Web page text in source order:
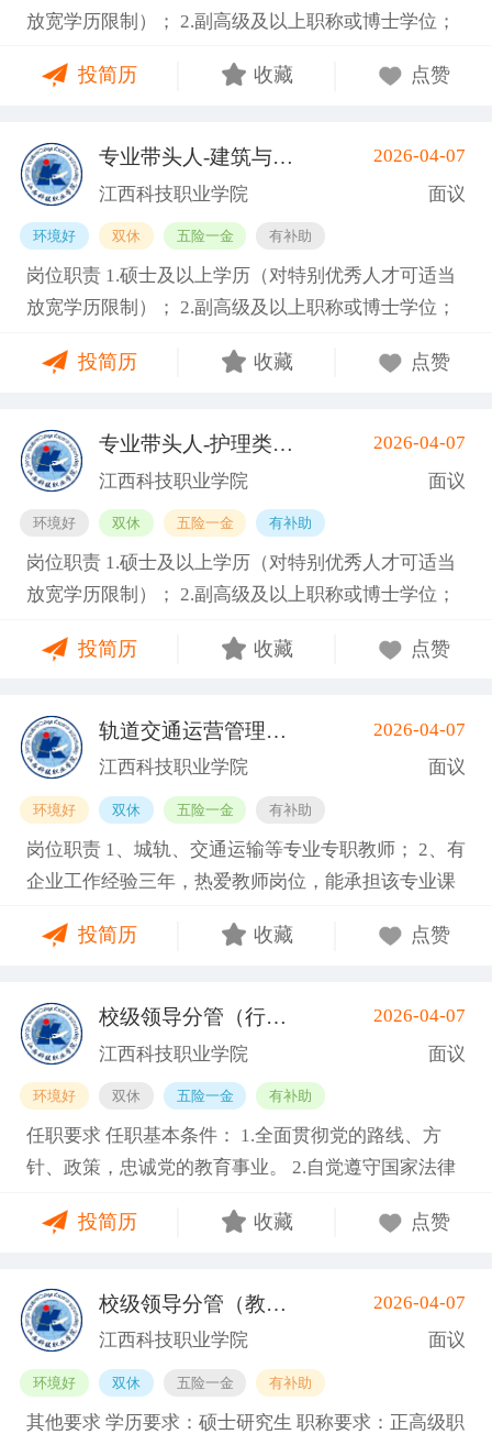
超过55周岁，特别优秀者可适当放宽，最高不超过63
可适当放宽学历限制）； 2.副高级及以上职称或博士
文、专著、学术译著、专利、咨询报告等）和主持参
与的科研项目； 4.具有招聘岗位所需的任职资格、职
业资格、技能要求和身体条件； 5.熟悉学院专业建
设、人才培养工作和教学科研管理，在本学科领域具
有一定的学术水平和影响力； 6.专业要求：人工智
能、大数据、物联网、云计算等相关专业领域。 7.身
龄一般不超过55周岁，特别优秀者可适当放宽，最高
息工程类 职位类型：学科带头人/学术骨干 工作地
点：江西南昌南昌县向塘镇向塘北大道1389号 招聘人
数： 3 工作性质：全职 其他要求 学历要求：硕士研究
生 职称要求：职称不限 工作经验：5-10年 年龄要
求：不限 海外经历：海外经历不限 政治面貌：不限
需求专业：计算机科学与技术, 人工智能 报名方式：
放宽学历限制）； 2.副高级及以上职称或博士学位；
著、学术译著、专利、咨询报告等）和主持参与的科
格、技能要求和身体条件； 5.熟悉学院专业建设、人
才培养工作和教学科研管理，在本学科领域具有一定
的学术水平和影响力； 6.专业要求：工业机器人技
术、电气自动化技术、机械设计制造及其自动化等相
关专业领域。 7.身体健康，能够全职到岗工作。副教
授及以上职称者年龄一般不超过55周岁，特别优秀者
以上学历（对特别优秀人才可适当放宽学历限制）；
有代表性成果（获奖、论文、专著、学术译著、专
利、咨询报告等）和主持参与的科研项目； 4.具有招
聘岗位所需的任职资格、职业资格、技能要求和身体
条件； 5.熟悉学院专业建设、人才培养工作和教学科
研管理，在本学科领域具有一定的学术水平和影响
力； 6.专业要求：工业机器人技术、电气自动化技
体健康，能够全职到岗工作。副教授及以上职称者年
不超过63周岁。 基本信息 职位名称：专业带头人-机
电工程类 职位类型：学科带头人/学术骨干 工作地
点：江西南昌南昌县向塘镇向塘北大道1389号 招聘人
数： 3 工作性质：全职 其他要求 学历要求：硕士研究
生 职称要求：副高级职称 工作经验：5-10年 年龄要
求：不限 海外经历：海外经历不限 政治面貌：不限
xy@163.com
投简历 收藏 点赞
专业带头人-建筑与艺术类 (南昌县)2026-04-07
江西科技职业学院
面议
环境好 双休 五险一金 有补助
岗位职责 1.硕士及以上学历（对特别优秀人才可适当
放宽学历限制）； 2.副高级及以上职称或博士学位；
著、学术译著、专利、咨询报告等）和主持参与的科
格、技能要求和身体条件； 5.熟悉学院专业建设、人
才培养工作和教学科研管理，在本学科领域具有一定
的学术水平和影响力； 6.专业要求：交通运输工程
类、信息与通信工程类等相关专业领域。 7.身体健
康，能够全职到岗工作。副教授及以上职称者年龄一
般不超过55周岁，特别优秀者可适当放宽，最高不超
人才可适当放宽学历限制）； 2.副高级及以上职称或
论文、专著、学术译著、专利、咨询报告等）和主持
参与的科研项目； 4.具有招聘岗位所需的任职资格、
职业资格、技能要求和身体条件； 5.熟悉学院专业建
设、人才培养工作和教学科研管理，在本学科领域具
有一定的学术水平和影响力； 6.专业要求：交通运输
工程类、信息与通信工程类等相关专业领域。 7.身体
一般不超过55周岁，特别优秀者可适当放宽，最高不
与艺术类 职位类型：学科带头人/学术骨干 工作地
点：江西南昌南昌县向塘镇向塘北大道1389号 招聘人
生 职称要求：副高级职称 工作经验：5-10年 年龄要
求：不限 海外经历：海外经历不限 政治面貌：不限
需求专业： 建筑学 报名方式：邮箱jkdzyxy@163.com
投简历 收藏 点赞
专业带头人-护理类(南昌县)
2026-04-07
江西科技职业学院
面议
环境好 双休 五险一金 有补助
岗位职责 1.硕士及以上学历（对特别优秀人才可适当
放宽学历限制）； 2.副高级及以上职称或博士学位；
著、学术译著、专利、咨询报告等）和主持参与的科
格、技能要求和身体条件； 5.熟悉学院专业建设、人
才培养工作和教学科研管理，在本学科领域具有一定
的学术水平和影响力； 6.专业要求：康复治疗技术、
护理、基础医学、临床医学、公共卫生与预防医学、
医学技术等相关专业领域。 7.身体健康，能够全职到
岗工作。副教授及以上职称者年龄一般不超过55周
职要求 1.硕士及以上学历；（对特别优秀人才可适当
具备相关专业，有代表性成果（获奖、论文、专著、
学术译著、专利、咨询报告等）和主持参与的科研项
目； 4.具有招聘岗位所需的任职资格、职业资格、技
能要求和身体条件； 5.熟悉学院专业建设、人才培养
工作和教学科研管理，在本学科领域具有一定的学术
水平和影响力； 6.身体健康，能够全职到岗工作。副
者可适当放宽，最高不超过63周岁。 基本信息 职位名
骨干 工作地点：江西南昌南昌县向塘镇向塘北大道13
89号 招聘人数： 3 工作性质：全职 其他要求 学历要
求：硕士研究生 职称要求：副高级职称 工作经验：5-
10年 年龄要求：不限 海外经历：海外经历不限 政治
面貌：不限 需求专业：基础医学, 临床医学, 口腔医学,
投简历 收藏 点赞
轨道交通运营管理类专职教师 (南昌县)
2026-04-07
江西科技职业学院
面议
环境好 双休 五险一金 有补助
岗位职责 1、城轨、交通运输等专业专职教师； 2、有
企业工作经验三年，热爱教师岗位，能承担该专业课
一定年限的相应工作经历或者实践经验，“双师型”教
实，理论与实践相结合的能力强； 4.具有本专业理论
和实践能力和学科建设能力。 其他说明 享受南昌市普
通高等学校教师的教师资格、职称评定和晋升等政
策；按照国家及南昌市相关规定缴纳“五险一金”；享
受南昌市的社会保障、社会福利等相关政策；学校有
完善的工薪体系、职务晋升、进修深造等政策。 基本
型：专职教师/教学科研岗 工作地点：江西南昌南昌县
济管理分院 工作性质：全职 其他要求 学历要求：硕
士研究生 职称要求：职称不限 工作经验：1-3年 海外
经历：海外经历不限 政治面貌：不限 需求专业： 交
通运输工程 该需求专业仅展示一级学科 报名方式：邮
箱jkdzyxy@163.com
投简历 收藏 点赞
校级领导分管（行政、学工） (南昌县)
2026-04-07
江西科技职业学院
面议
环境好 双休 五险一金 有补助
任职要求 任职基本条件： 1.全面贯彻党的路线、方
针、政策，忠诚党的教育事业。 2.自觉遵守国家法律
派、办事公道、勤政廉洁、爱岗敬业，具有良好的个
高校管理工作，具备胜任相应岗位所需的专业业务素
质。 5.具有较强的组织领导能力、综合协调能力和行
政执行能力。 条件： 1.原则上具有硕士学位、正高级
专业技术职称。 2.具有公办、民办副校长工作经历不
少于三年。 3.具有宽广的学术视野，对学校建设具有
投简历 收藏 点赞
校级领导分管（教学、教务） (南昌县)
2026-04-07
江西科技职业学院
面议
环境好 双休 五险一金 有补助
其他要求 学历要求：硕士研究生 职称要求：正高级职